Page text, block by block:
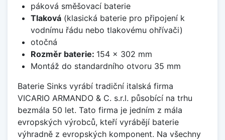
páková směšovací baterie
Tlaková(klasická baterie pro připojení k
vodnímu řádu nebo tlakovému ohřívači)
otočná
Rozměr baterie: 154 x 302 mm
Montáž do standardního otvoru 35 mm
Baterie Sinks vyrábí tradiční italská firma
VICARIO ARMANDO & C. s.r.l. působící na trhu
bezmála 50 let. Tato firma je jedním z mála
evropských výrobců, kteří vyrábějí baterie
výhradně z evropských komponent. Na všechny